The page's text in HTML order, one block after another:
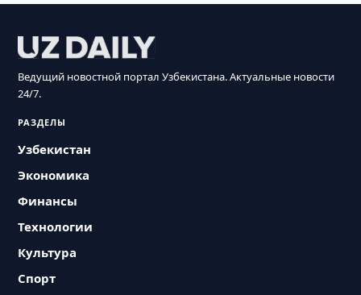
Ведущий новостной портал Узбекистана. Актуальные новости
24/7.
РАЗДЕЛЫ
Узбекистан
Экономика
Финансы
Технологии
Культура
Спорт